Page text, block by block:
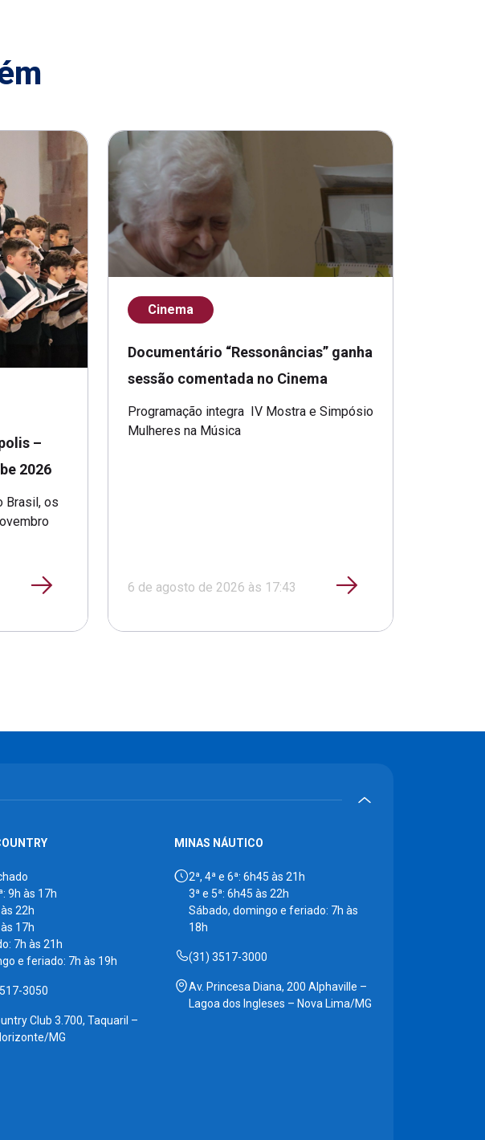
–
2026
Brasil, os
Cinema
Documentário “Ressonâncias” ganha
sessão comentada no Cinema
Programação integra IV Mostra e Simpósio
Mulheres na Música
6 de agosto de 2026 às 17:43
9h às 17h
22h
17h
7h às 21h
e feriado: 7h às 19h
3050
Club 3.700, Taquaril –
MG
MINAS NÁUTICO
2ª, 4ª e 6ª: 6h45 às 21h
3ª e 5ª: 6h45 às 22h
Sábado, domingo e feriado: 7h às
18h
(31) 3517-3000
Av. Princesa Diana, 200 Alphaville –
Lagoa dos Ingleses – Nova Lima/MG